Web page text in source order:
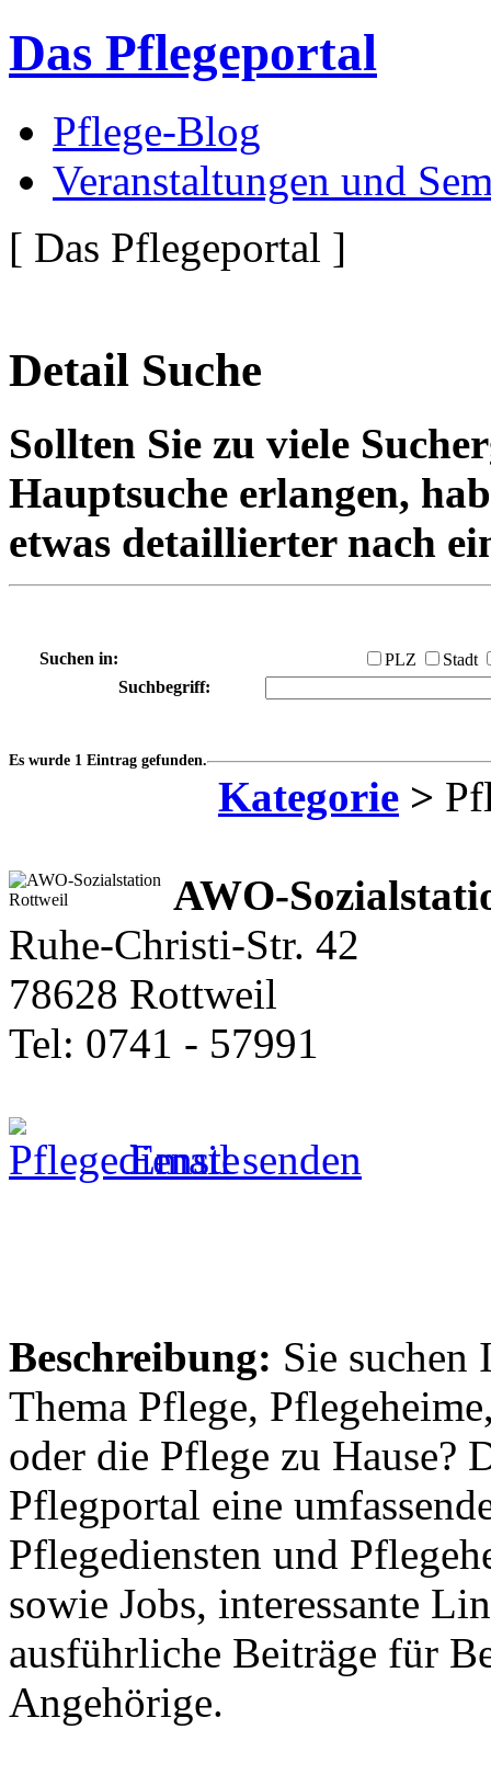
Das Pflegeportal
Pflege-Blog
Veranstaltungen und
[ Das Pflegeportal ]
Detail Suche
Sollten Sie zu viele
Hauptsuche erlangen,
etwas detaillierter nach
Suchen in: PLZ
Stadt
Suchbegriff:
Es wurde 1 Eintrag gefunden.
Kategorie >
AWO-
Ruhe-Christi-Str. 42
78628 Rottweil
Tel: 0741 - 57991
Email senden
Beschreibung: Sie suchen
Thema Pflege,
oder die Pflege zu Hause?
Pflegportal eine
Pflegediensten und
sowie Jobs, interessante
ausführliche Beiträge für
Angehörige.